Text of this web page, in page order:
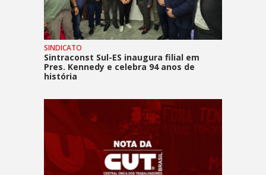
SINDICATO
Sintraconst Sul-ES inaugura filial em
Pres. Kennedy e celebra 94 anos de
história